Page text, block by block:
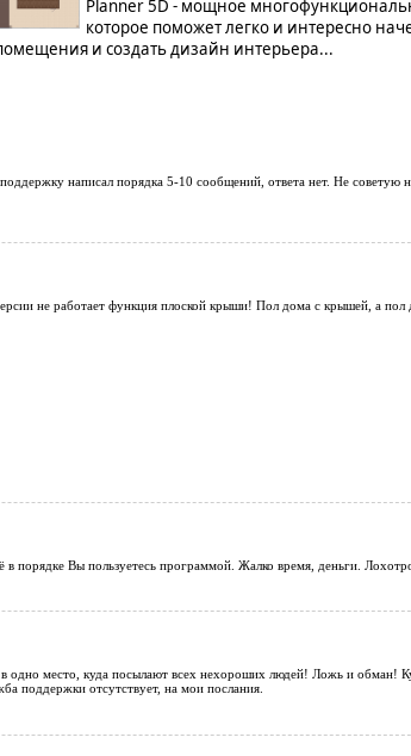
Planner 5D - мощное
которое поможет легко и интересно
и создать дизайн интерьера...
написал порядка 5-10 сообщений, ответа нет. Не советую
не работает функция плоской крыши! Пол дома с крышей, а пол
порядке Вы пользуетесь программой. Жалко время, деньги.
место, куда посылают всех нехороших людей! Ложь и обман!
поддержки отсутствует, на мои послания.